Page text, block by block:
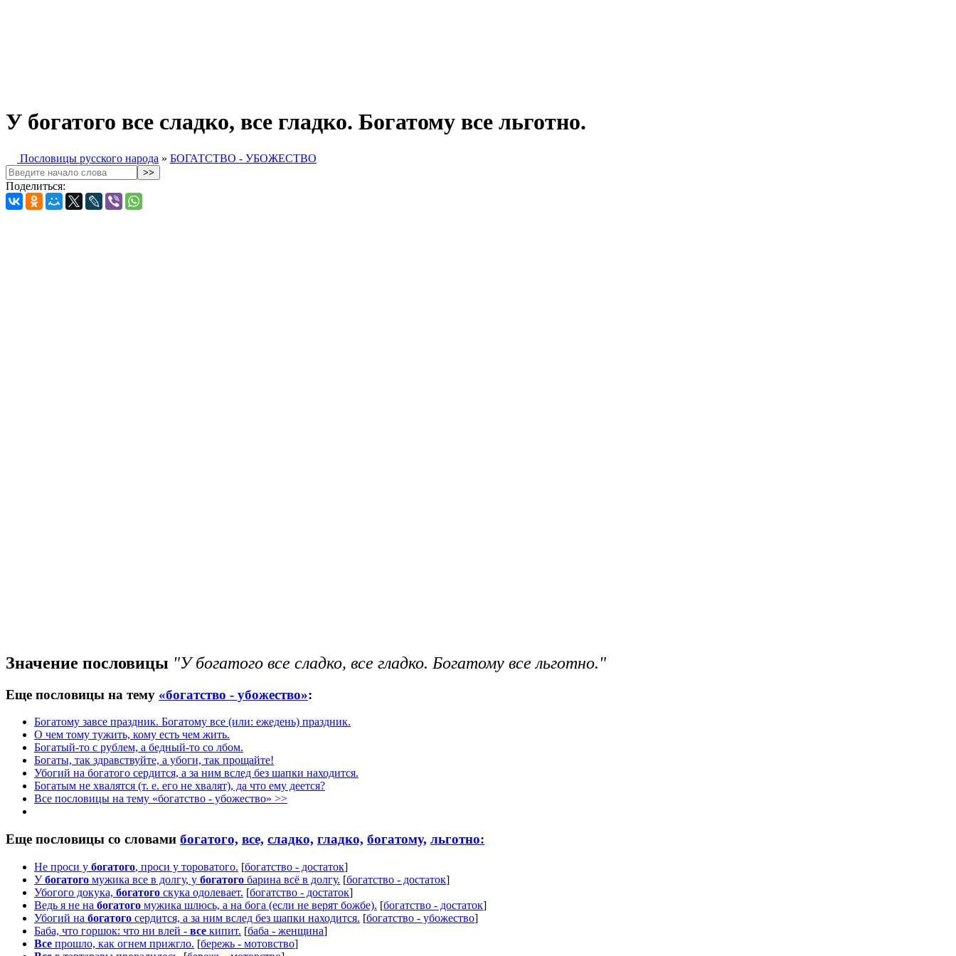
У богатого все сладко, все гладко. Богатому все льготно.
Пословицы русского народа » БОГАТСТВО - УБОЖЕСТВО
Поделиться:
Значение пословицы "У богатого все сладко, все гладко. Богатому все льготно."
Еще пословицы на тему «богатство - убожество»:
Богатому завсе праздник. Богатому все (или: ежедень) праздник.
О чем тому тужить, кому есть чем жить.
Богатый-то с рублем, а бедный-то со лбом.
Богаты, так здравствуйте, а убоги, так прощайте!
Убогий на богатого сердится, а за ним вслед без шапки находится.
Богатым не хвалятся (т. е. его не хвалят), да что ему деется?
Все пословицы на тему «богатство - убожество» >>
Еще пословицы со словами богатого, все, сладко, гладко, богатому, льготно:
Не проси у богатого, проси у тороватого. [богатство - достаток]
Убогатого мужика все в долгу, у богатого барина всё в долгу. [богатство - достаток]
Убогого докука, богатого скука одолевает. [богатство - достаток]
Ведь я не на богатого мужика шлюсь, а на бога (если не верят божбе). [богатство - достаток]
Убогий на богатого сердится, а за ним вслед без шапки находится. [богатство - убожество]
Баба, что горшок: что ни влей - все кипит. [баба - женщина]
Все прошло, как огнем прижгло. [бережь - мотовство]